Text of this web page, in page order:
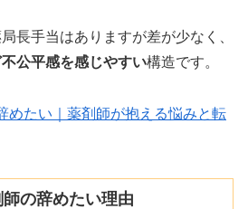
長手当はありますが差が少なく、
公平感を感じやすい構造です。
めたい｜薬剤師が抱える悩みと転
の辞めたい理由